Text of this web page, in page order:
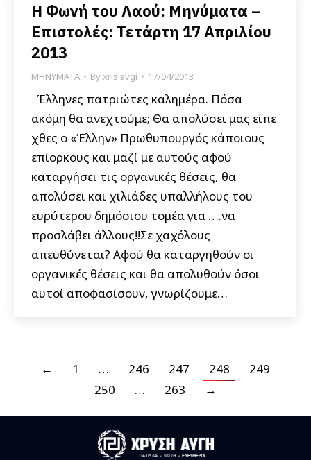
Η Φωνή του Λαού: Μηνύματα –
Επιστολές: Τετάρτη 17 Απριλίου
2013
ΜΗΝΥΜΑΤΑ Byxrisiavgi 17/04/2013
Έλληνες πατριώτες καλημέρα. Πόσα
ακόμη θα ανεχτούμε; Θα απολύσει μας είπε
χθες ο «Έλλην» Πρωθυπουργός κάποιους
επίορκους και μαζί με αυτούς αφού
καταργήσει τις οργανικές θέσεις, θα
απολύσει και χιλιάδες υπαλλήλους του
ευρύτερου δημόσιου τομέα για ….να
προσλάβει άλλους!!Σε χαχόλους
απευθύνεται? Αφού θα καταργηθούν οι
οργανικές θέσεις και θα απολυθούν όσοι
αυτοί αποφασίσουν, γνωρίζουμε…
← 1 … 246 247 248
249
250
… 263 →